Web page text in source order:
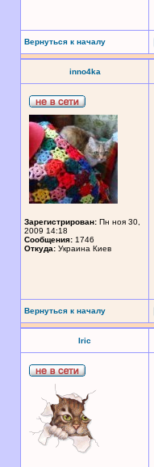
Вернуться к началу
inno4ka
Зарегистрирован: Пн ноя 30,
2009 14:18
Сообщения: 1746
Откуда: Украина Киев
Вернуться к началу
Iric